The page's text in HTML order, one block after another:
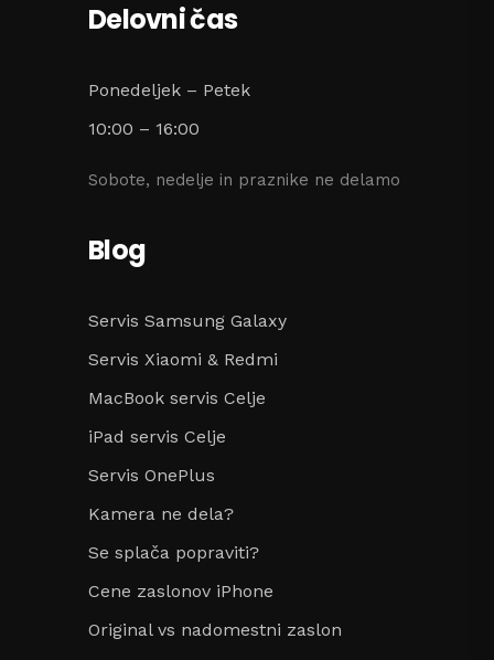
Delovni čas
Ponedeljek – Petek
10:00 – 16:00
Sobote, nedelje in praznike ne delamo
Blog
Servis Samsung Galaxy
Servis Xiaomi & Redmi
MacBook servis Celje
iPad servis Celje
Servis OnePlus
Kamera ne dela?
Se splača popraviti?
Cene zaslonov iPhone
Original vs nadomestni zaslon